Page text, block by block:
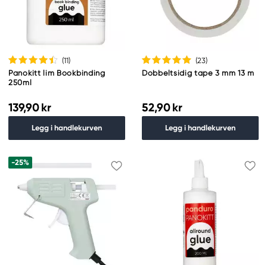
(11)
Panokitt lim Bookbinding
250ml
139,90 kr
Legg i handlekurven
(23)
Dobbeltsidig tape 3 mm 13 m
52,90 kr
Legg i handlekurven
-25%